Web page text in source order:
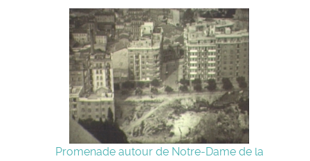
Promenade autour de Notre-Dame de la